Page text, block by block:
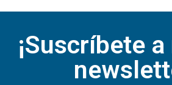
¡Suscríbete